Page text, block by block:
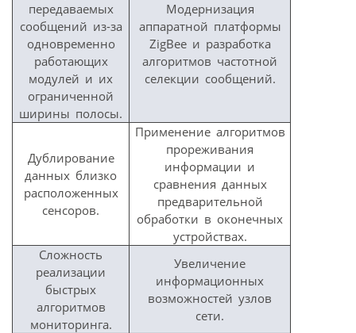
передаваемых
сообщений из-за
одновременно
работающих
модулей и их
ограниченной
ширины полосы.
Модернизация
аппаратной платформы
ZigBee и разработка
алгоритмов частотной
селекции сообщений.
Дублирование
данных близко
расположенных
сенсоров.
Применение алгоритмов
прореживания
информации и
сравнения данных
предварительной
обработки в оконечных
устройствах.
Сложность
реализации
быстрых
алгоритмов
мониторинга.
Увеличение
информационных
возможностей узлов
сети.